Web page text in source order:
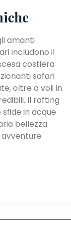
amanti
includono il
costiera
safari
oltre a voli in
Il rafting
in acque
bellezza